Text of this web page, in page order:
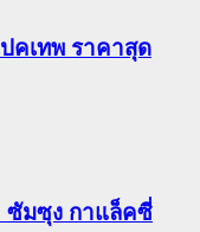
คเทพ ราคาสุด
ซัมซุง กาแล็คซี่